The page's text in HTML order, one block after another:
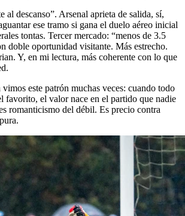
al descanso”. Arsenal aprieta de salida, sí,
ese tramo si gana el duelo aéreo inicial
tontas. Tercer mercado: “menos de 3.5
doble oportunidad visitante. Más estrecho.
Y, en mi lectura, más coherente con lo que
este patrón muchas veces: cuando todo
favorito, el valor nace en el partido que nadie
romanticismo del débil. Es precio contra